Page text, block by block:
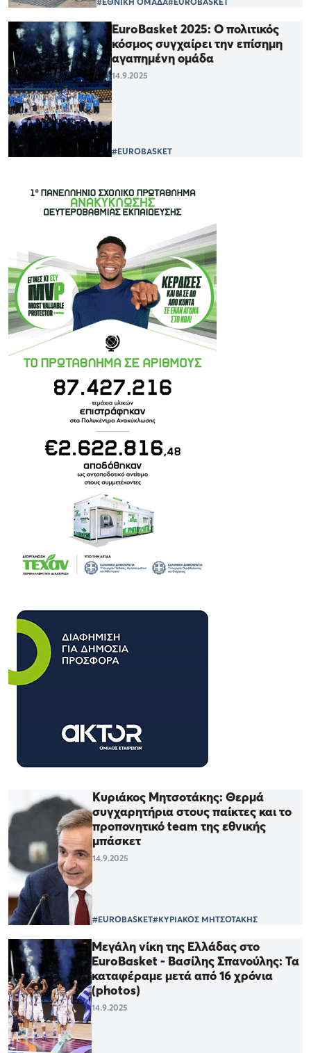
EuroBasket 2025: Ο πολιτικός
κόσμος συγχαίρει την επίσημη
αγαπημένη ομάδα
14.9.2025
#EUROBASKET
Κυριάκος Μητσοτάκης: Θερμά
συγχαρητήρια στους παίκτες και το
προπονητικό team της εθνικής
μπάσκετ
14.9.2025
#EUROBASKET#ΚΥΡΙΑΚΟΣ ΜΗΤΣΟΤΑΚΗΣ
Μεγάλη νίκη της Ελλάδας στο
EuroBasket - Βασίλης Σπανούλης: Τα
καταφέραμε μετά από 16 χρόνια
(photos)
14.9.2025